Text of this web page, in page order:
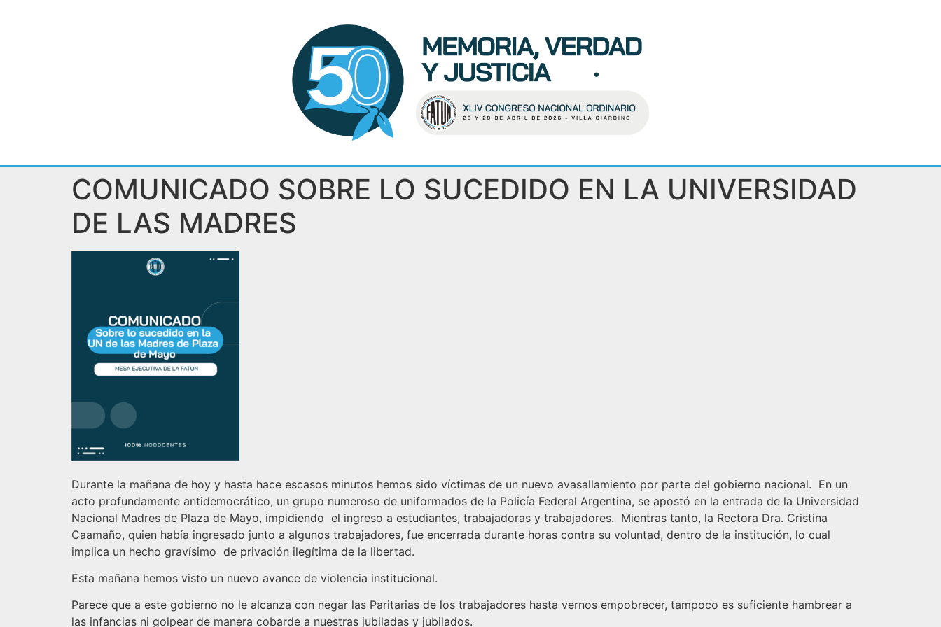
COMUNICADO SOBRE LO SUCEDIDO EN LA UNIVERSIDAD
DE LAS MADRES
Durante la mañana de hoy y hasta hace escasos minutos hemos sido víctimas de un nuevo avasallamiento por parte del gobierno nacional. En un
acto profundamente antidemocrático, un grupo numeroso de uniformados de la Policía Federal Argentina, se apostó en la entrada de la Universidad
Nacional Madres de Plaza de Mayo, impidiendo el ingreso a estudiantes, trabajadoras y trabajadores. Mientras tanto, la Rectora Dra. Cristina
Caamaño, quien había ingresado junto a algunos trabajadores, fue encerrada durante horas contra su voluntad, dentro de la institución, lo cual
implica un hecho gravísimo de privación ilegítima de la libertad.
Esta mañana hemos visto un nuevo avance de violencia institucional.
Parece que a este gobierno no le alcanza con negar las Paritarias de los trabajadores hasta vernos empobrecer, tampoco es suficiente hambrear a
las infancias ni golpear de manera cobarde a nuestras jubiladas y jubilados.